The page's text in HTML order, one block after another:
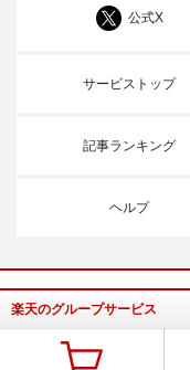
公式X
サービストップ
記事ランキング
ヘルプ
楽天のグループサービス